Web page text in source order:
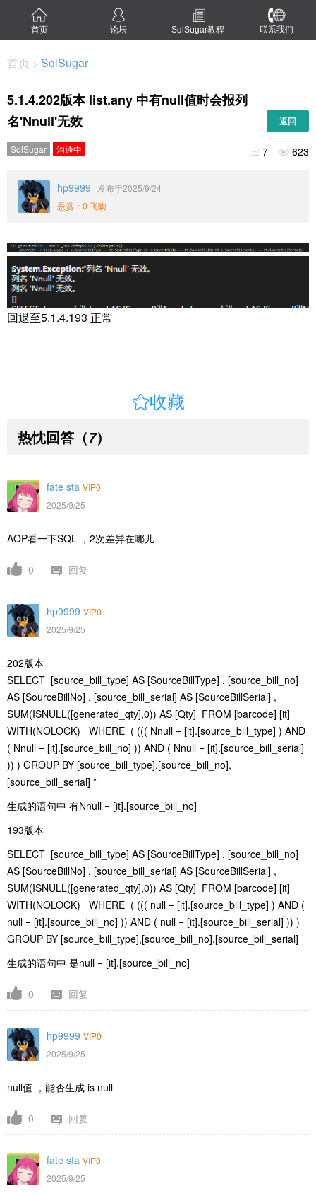
首页 论坛 SqlSugar教程 联系我们
首页 > SqlSugar
5.1.4.202版本 list.any 中有null值时会报列
名'Nnull'无效
返回
SqlSugar 沟通中  7  623
hp9999
发布于2025/9/24
悬赏：0 飞吻
回退至5.1.4.193 正常
收藏
热忱回答 （7）
fate sta VIP0
2025/9/25
AOP看一下SQL ，2次差异在哪儿
0 回复
hp9999 VIP0
2025/9/25
202版本
SELECT [source_bill_type] AS [SourceBillType] , [source_bill_no]
AS [SourceBillNo] , [source_bill_serial] AS [SourceBillSerial] ,
SUM(ISNULL([generated_qty],0)) AS [Qty] FROM [barcode] [it]
WITH(NOLOCK) WHERE ( ((( Nnull = [it].[source_bill_type] ) AND
( Nnull = [it].[source_bill_no] )) AND ( Nnull = [it].[source_bill_serial]
)) ) GROUP BY [source_bill_type],[source_bill_no],
[source_bill_serial] ”
生成的语句中 有Nnull = [it].[source_bill_no]
193版本
SELECT [source_bill_type] AS [SourceBillType] , [source_bill_no]
AS [SourceBillNo] , [source_bill_serial] AS [SourceBillSerial] ,
SUM(ISNULL([generated_qty],0)) AS [Qty] FROM [barcode] [it]
WITH(NOLOCK) WHERE ( ((( null = [it].[source_bill_type] ) AND (
null = [it].[source_bill_no] )) AND ( null = [it].[source_bill_serial] )) )
GROUP BY [source_bill_type],[source_bill_no],[source_bill_serial]
生成的语句中 是null = [it].[source_bill_no]
0 回复
hp9999 VIP0
2025/9/25
null值 ，能否生成 is null
0 回复
fate sta VIP0
2025/9/25